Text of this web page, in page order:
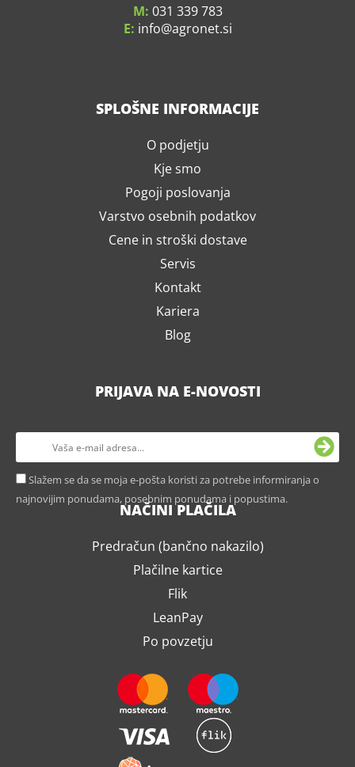
M: 031 339 783
E: info agronet.si
SPLOŠNE INFORMACIJE
O podjetju
Kje smo
Pogoji poslovanja
Varstvo osebnih podatkov
Cene in stroški dostave
Servis
Kontakt
Kariera
Blog
PRIJAVA NA E-NOVOSTI
Slažem se da se moja e-pošta koristi za potrebe informiranja o
najnovijim ponudama, posebnim ponudama i popustima.
NAČINI PLAČILA
Predračun (bančno nakazilo)
Plačilne kartice
Flik
LeanPay
Po povzetju